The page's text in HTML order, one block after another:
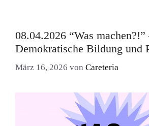
08.04.2026 “Was machen?!”
Demokratische Bildung und
März 16, 2026 von Careteria